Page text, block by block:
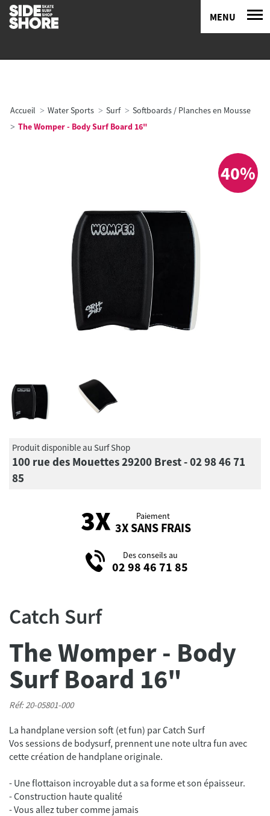
MENU
Accueil Water Sports Surf
Softboards / Planches en Mousse
The Womper - Body Surf Board 16"
40%
Produit disponible au Surf Shop
100 rue des Mouettes 29200 Brest - 02 98 46 71
85
Paiement
3X SANS FRAIS
Des conseils au
02 98 46 71 85
Catch Surf
The Womper - Body
Surf Board 16"
Réf: 20-05801-000
La handplane version soft (et fun) par Catch Surf
Vos sessions de bodysurf, prennent une note ultra fun avec
cette création de handplane originale.
- Une flottaison incroyable dut a sa forme et son épaisseur.
- Construction haute qualité
- Vous allez tuber comme jamais